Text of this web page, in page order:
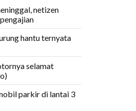
netizen
hantu ternyata
selamat
parkir di lantai 3